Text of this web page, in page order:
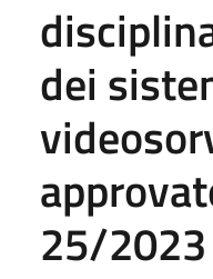
dei
25/2023